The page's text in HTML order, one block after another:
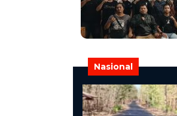
Nasional